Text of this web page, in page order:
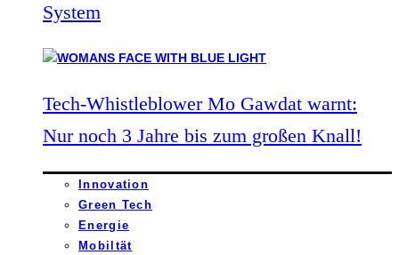
System
Tech-Whistleblower Mo Gawdat warnt:
Nur noch 3 Jahre bis zum großen Knall!
Innovation
Green Tech
Energie
Mobiltät